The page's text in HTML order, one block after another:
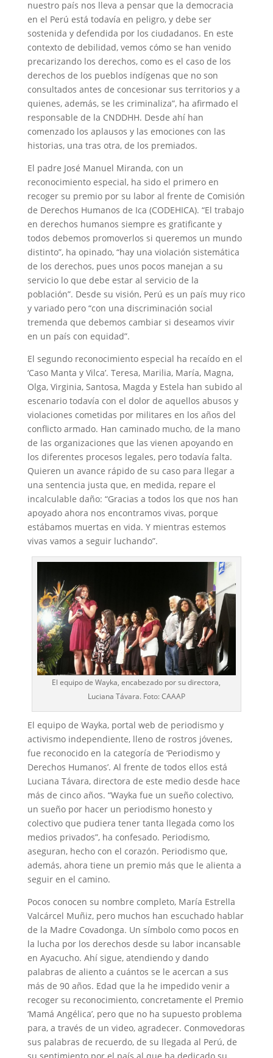
nuestro país nos lleva a pensar que la democracia
en el Perú está todavía en peligro, y debe ser
sostenida y defendida por los ciudadanos. En este
contexto de debilidad, vemos cómo se han venido
precarizando los derechos, como es el caso de los
derechos de los pueblos indígenas que no son
consultados antes de concesionar sus territorios y a
quienes, además, se les criminaliza”, ha afirmado el
responsable de la CNDDHH. Desde ahí han
comenzado los aplausos y las emociones con las
historias, una tras otra, de los premiados.
El padre José Manuel Miranda, con un
reconocimiento especial, ha sido el primero en
recoger su premio por su labor al frente de Comisión
de Derechos Humanos de Ica (CODEHICA). “El trabajo
en derechos humanos siempre es gratificante y
todos debemos promoverlos si queremos un mundo
distinto”, ha opinado, “hay una violación sistemática
de los derechos, pues unos pocos manejan a su
servicio lo que debe estar al servicio de la
población”. Desde su visión, Perú es un país muy rico
y variado pero “con una discriminación social
tremenda que debemos cambiar si deseamos vivir
en un país con equidad”.
El segundo reconocimiento especial ha recaído en el
‘Caso Manta y Vilca’. Teresa, Marilia, María, Magna,
Olga, Virginia, Santosa, Magda y Estela han subido al
escenario todavía con el dolor de aquellos abusos y
violaciones cometidas por militares en los años del
conflicto armado. Han caminado mucho, de la mano
de las organizaciones que las vienen apoyando en
los diferentes procesos legales, pero todavía falta.
Quieren un avance rápido de su caso para llegar a
una sentencia justa que, en medida, repare el
incalculable daño: “Gracias a todos los que nos han
apoyado ahora nos encontramos vivas, porque
estábamos muertas en vida. Y mientras estemos
vivas vamos a seguir luchando”.
El equipo de Wayka, encabezado por su directora,
Luciana Távara. Foto: CAAAP
El equipo de Wayka, portal web de periodismo y
activismo independiente, lleno de rostros jóvenes,
fue reconocido en la categoría de ‘Periodismo y
Derechos Humanos’. Al frente de todos ellos está
Luciana Távara, directora de este medio desde hace
más de cinco años. “Wayka fue un sueño colectivo,
un sueño por hacer un periodismo honesto y
colectivo que pudiera tener tanta llegada como los
medios privados”, ha confesado. Periodismo,
aseguran, hecho con el corazón. Periodismo que,
además, ahora tiene un premio más que le alienta a
seguir en el camino.
Pocos conocen su nombre completo, María Estrella
Valcárcel Muñiz, pero muchos han escuchado hablar
de la Madre Covadonga. Un símbolo como pocos en
la lucha por los derechos desde su labor incansable
en Ayacucho. Ahí sigue, atendiendo y dando
palabras de aliento a cuántos se le acercan a sus
más de 90 años. Edad que la he impedido venir a
recoger su reconocimiento, concretamente el Premio
‘Mamá Angélica’, pero que no ha supuesto problema
para, a través de un video, agradecer. Conmovedoras
sus palabras de recuerdo, de su llegada al Perú, de